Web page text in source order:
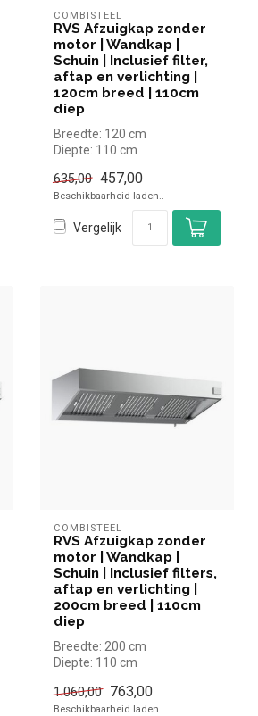
COMBISTEEL
RVS Afzuigkap zonder
motor | Wandkap |
Schuin | Inclusief filter,
aftap en verlichting |
120cm breed | 110cm
diep
Breedte: 120 cm
Diepte: 110 cm
635,00 457,00
Beschikbaarheid laden..
Vergelijk
COMBISTEEL
RVS Afzuigkap zonder
motor | Wandkap |
Schuin | Inclusief filters,
aftap en verlichting |
200cm breed | 110cm
diep
Breedte: 200 cm
Diepte: 110 cm
1.060,00 763,00
Beschikbaarheid laden..